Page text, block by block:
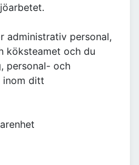
administrativ personal,
köksteamet och du
personal- och
inom ditt